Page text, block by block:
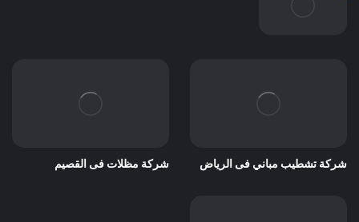
شركة تشطيب مباني فى الرياض شركة مظلات فى القصيم